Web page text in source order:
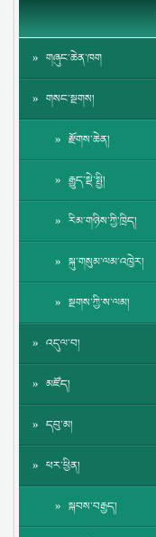
གཞུང་ཆེན་ཁག
གསང་སྔགས།
རྫོགས་ཆེན།
རྒྱུད་སྡེ་སྤྱི།
རིམ་གཉིས་ཀྱི་ཁྲིད།
སྐུ་གསུམ་ལམ་འཁྱེར།
སྔགས་ཀྱི་ས་ལམ།
འདུལ་བ།
མཛོད།
དབུ་མ།
ཕར་ཕྱིན།
སྐབས་བརྒྱད།